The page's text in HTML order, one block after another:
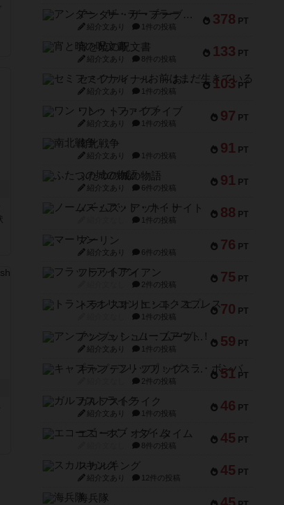
378 PT
アンダー・ザ・テーブラー
紹介文あり 1件の投稿
133 PT
宵と暁の呪文書
紹介文あり 8件の投稿
103 PT
セミファイナル ～お前はまだ生きている～
紹介文あり 1件の投稿
97 PT
ワン・トゥ・ファイブ
紹介文あり 1件の投稿
91 PT
南北戦争
紹介文あり 1件の投稿
91 PT
ふたつの城の物語
紹介文あり 6件の投稿
88 PT
ノームズ・アット・ナイト
1件の投稿
76 PT
マーリン
紹介文あり 6件の投稿
75 PT
フラットアイアン
2件の投稿
70 PT
トランスオリエント・エクスプレス
1件の投稿
59 PT
アンブッシュ！：ムーブアウト！
紹介文あり 1件の投稿
51 PT
キャプテン・フリップ：イスラ・ボンバ
2件の投稿
46 PT
ガルフストライク
紹介文あり 1件の投稿
45 PT
エコーズ・オブ・タイム
8件の投稿
45 PT
スカルキング
紹介文あり 12件の投稿
海兵隊